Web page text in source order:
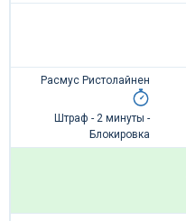
Расмус Ристолайнен
Штраф - 2 минуты -
Блокировка